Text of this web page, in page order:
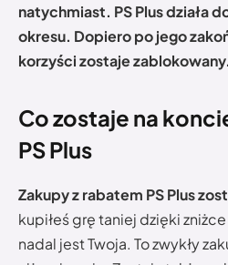
natychmiast. PS Plus działa
okresu. Dopiero po jego
korzyści zostaje zablokowany.
Co zostaje na
PS Plus
Zakupy z rabatem PS Plus
kupiłeś grę taniej dzięki
nadal jest Twoja. To zwykły